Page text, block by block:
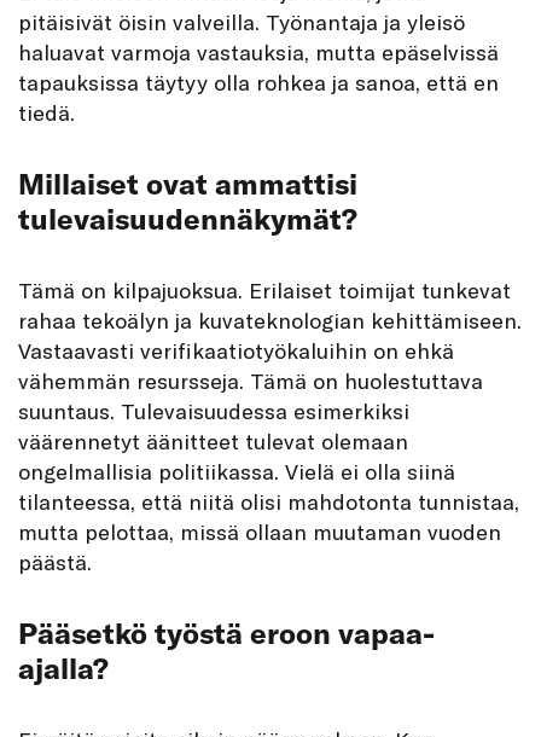
pitäisivät öisin valveilla. Työnantaja ja yleisö
haluavat varmoja vastauksia, mutta epäselvissä
tapauksissa täytyy olla rohkea ja sanoa, että en
tiedä.
Millaiset ovat ammattisi
tulevaisuudennäkymät?
Tämä on kilpajuoksua. Erilaiset toimijat tunkevat
rahaa tekoälyn ja kuvateknologian kehittämiseen.
Vastaavasti verifikaatiotyökaluihin on ehkä
vähemmän resursseja. Tämä on huolestuttava
suuntaus. Tulevaisuudessa esimerkiksi
väärennetyt äänitteet tulevat olemaan
ongelmallisia politiikassa. Vielä ei olla siinä
tilanteessa, että niitä olisi mahdotonta tunnistaa,
mutta pelottaa, missä ollaan muutaman vuoden
päästä.
Pääsetkö työstä eroon vapaa-
ajalla?